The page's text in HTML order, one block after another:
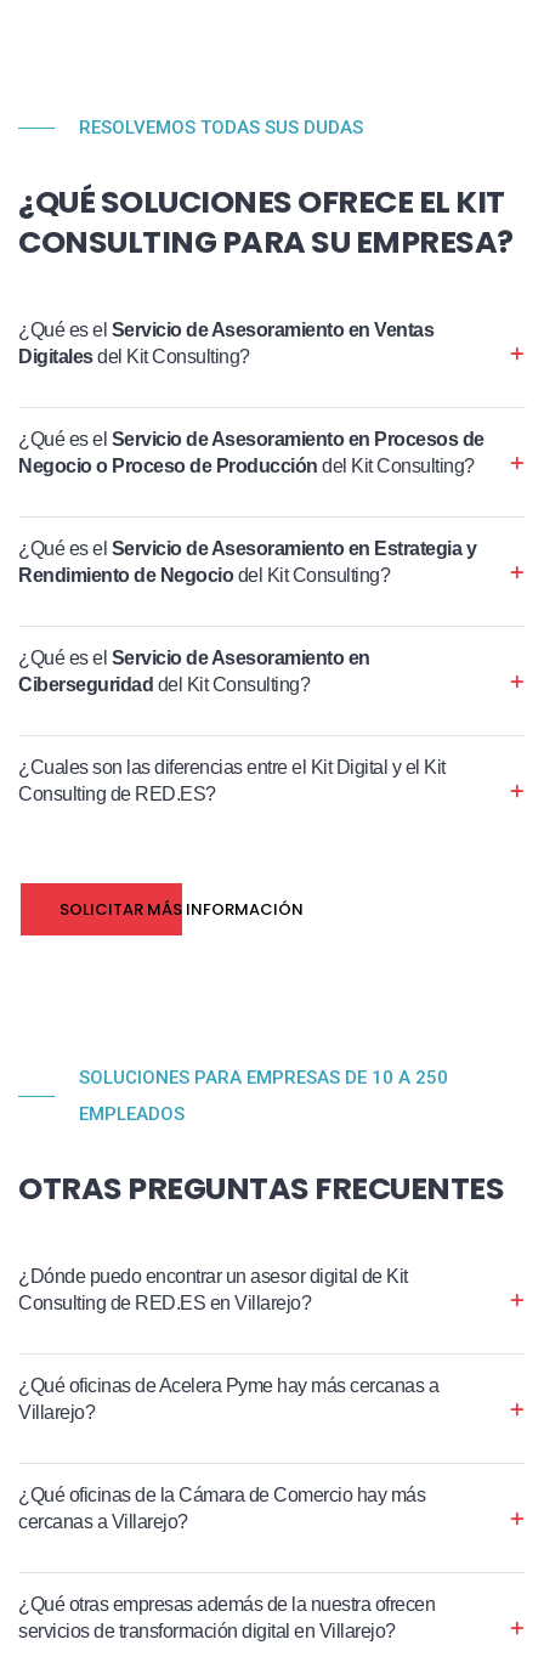
RESOLVEMOS TODAS SUS DUDAS
¿QUÉ SOLUCIONES OFRECE EL KIT
CONSULTING PARA SU EMPRESA?
¿Qué es el Servicio de Asesoramiento en Ventas
Digitalesdel Kit Consulting?
¿Qué es el Servicio de Asesoramiento en Procesos de
Negocio o Proceso de Producción del Kit Consulting?
¿Qué es el Servicio de Asesoramiento en Estrategia y
Rendimiento de Negociodel Kit Consulting?
¿Qué es el Servicio de Asesoramiento en
Ciberseguridad del Kit Consulting?
¿Cuales son las diferencias entre el Kit Digital y el Kit
Consulting de RED.ES?
SOLICITAR MÁS INFORMACIÓN
SOLUCIONES PARA EMPRESAS DE 10 A 250
EMPLEADOS
OTRAS PREGUNTAS FRECUENTES
¿Dónde puedo encontrar un asesor digital de Kit
Consulting de RED.ES en Villarejo?
¿Qué oficinas de Acelera Pyme hay más cercanas a
Villarejo?
¿Qué oficinas de la Cámara de Comercio hay más
cercanas a Villarejo?
¿Qué otras empresas además de la nuestra ofrecen
servicios de transformación digital en Villarejo?